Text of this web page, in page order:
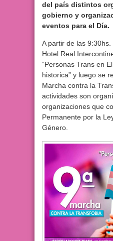
del país distintos
gobierno y
eventos para el Día.
A partir de las
Hotel Real
“Personas Trans en
historica” y luego se
Marcha contra la
actividades son
organizaciones que
Permanente por la
Género.